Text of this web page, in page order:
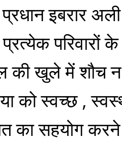
इबरार
परिवारों
की खुले में शौच
को स्वच्छ ,
का सहयोग